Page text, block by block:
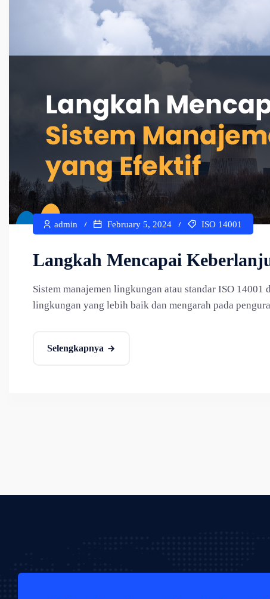
admin February 5, 2024 ISO 14001
Langkah Mencapai
Sistem manajemen lingkungan atau standar ISO
lingkungan yang lebih baik dan mengarah pada
Selengkapnya